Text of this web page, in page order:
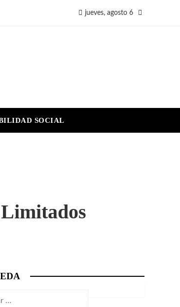
jueves, agosto 6
SOCIAL